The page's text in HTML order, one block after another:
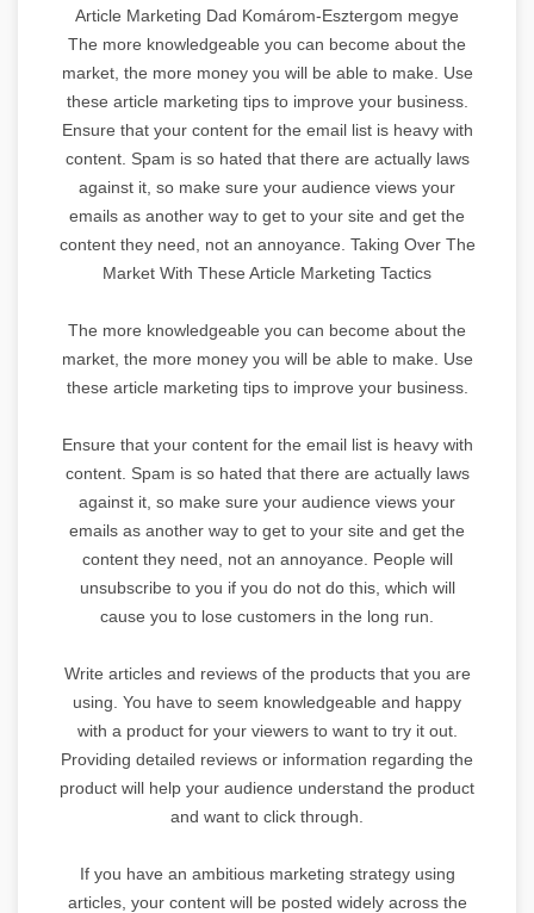
Article Marketing Dad Komárom-Esztergom megye
The more knowledgeable you can become about the
market, the more money you will be able to make. Use
these article marketing tips to improve your business.
Ensure that your content for the email list is heavy with
content. Spam is so hated that there are actually laws
against it, so make sure your audience views your
emails as another way to get to your site and get the
content they need, not an annoyance. Taking Over The
Market With These Article Marketing Tactics
The more knowledgeable you can become about the
market, the more money you will be able to make. Use
these article marketing tips to improve your business.
Ensure that your content for the email list is heavy with
content. Spam is so hated that there are actually laws
against it, so make sure your audience views your
emails as another way to get to your site and get the
content they need, not an annoyance. People will
unsubscribe to you if you do not do this, which will
cause you to lose customers in the long run.
Write articles and reviews of the products that you are
using. You have to seem knowledgeable and happy
with a product for your viewers to want to try it out.
Providing detailed reviews or information regarding the
product will help your audience understand the product
and want to click through.
If you have an ambitious marketing strategy using
articles, your content will be posted widely across the